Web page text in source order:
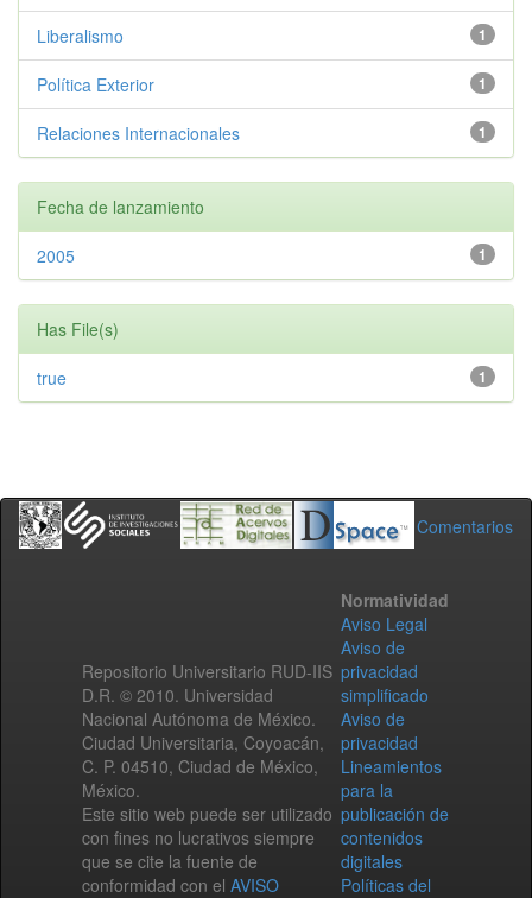
1
Liberalismo
1
Política Exterior
1
Relaciones Internacionales
Fecha de lanzamiento
1
2005
Has File(s)
1
true
Comentarios
Repositorio Universitario RUD-IIS
D.R. © 2010. Universidad
Nacional Autónoma de México.
Ciudad Universitaria, Coyoacán,
C. P. 04510, Ciudad de México,
México.
Este sitio web puede ser utilizado
con fines no lucrativos siempre
que se cite la fuente de
conformidad con el AVISO
Normatividad
Aviso Legal
Aviso de
privacidad
simplificado
Aviso de
privacidad
Lineamientos
para la
publicación de
contenidos
digitales
Políticas del